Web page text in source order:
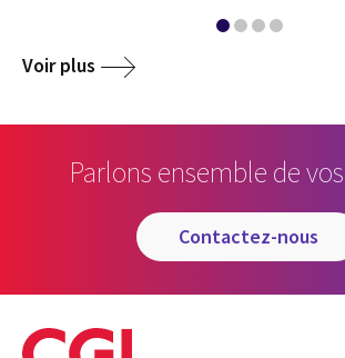
Voir plus
Parlons ensemble de
contactez-nous